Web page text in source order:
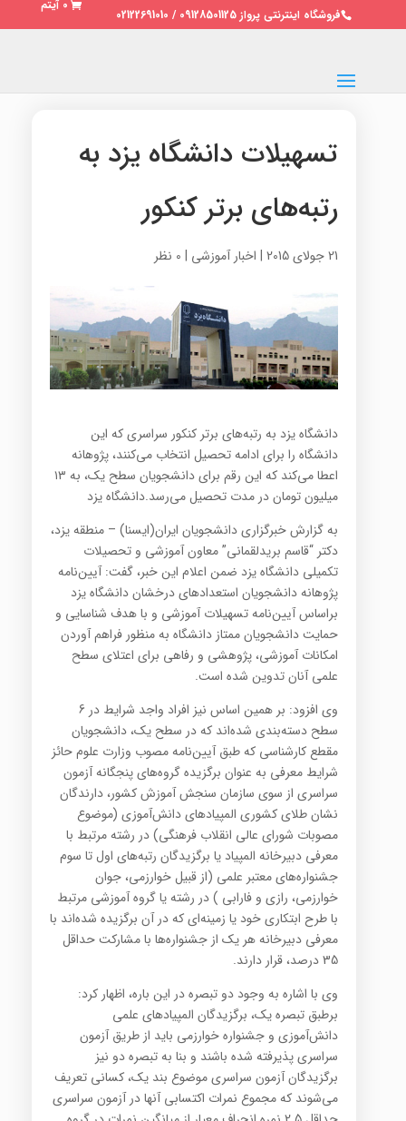
فروشگاه اینترنتی پرواز 09128501125 / 02122691010
0 آیتم
تسهیلات دانشگاه یزد به
رتبه‌های برتر کنکور
21 جولای 2015 | اخبار آموزشی | 0 نظر
‌دانشگاه یزد به رتبه‌های برتر کنکور سراسری که این
دانشگاه را برای ادامه تحصیل انتخاب می‌کنند، پژوهانه
اعطا می‌کند که این رقم برای دانشجویان سطح یک، به ۱۳
میلیون تومان در مدت تحصیل می‌رسد.دانشگاه یزد
به گزارش خبرگزاری دانشجویان ایران(ایسنا) – منطقه یزد،
دکتر “قاسم بریدلقمانی” معاون آموزشی و تحصیلات
تکمیلی دانشگاه یزد ضمن اعلام این خبر، گفت: آیین‌نامه
پژوهانه دانشجویان استعدادهای درخشان دانشگاه یزد
براساس آیین‌نامه تسهیلات آموزشی و با هدف شناسایی و
حمایت دانشجویان ممتاز دانشگاه به منظور فراهم آوردن
امکانات آموزشی، پژوهشی و رفاهی برای اعتلای سطح
علمی آنان تدوین شده است.
وی افزود: بر همین اساس نیز افراد واجد شرایط در 6
سطح دسته‌بندی شده‌اند که در سطح یک، دانشجویان
مقطع کارشناسی که طبق آیین‌نامه مصوب وزارت علوم حائز
شرایط معرفی به عنوان برگزیده گروه‌های پنجگانه آزمون
سراسری از سوی سازمان سنجش آموزش کشور، دارندگان
نشان طلای کشوری المپیادهای دانش‌آموزی (موضوع
مصوبات شورای عالی انقلاب فرهنگی) در رشته مرتبط با
معرفی دبیرخانه المپیاد یا برگزیدگان رتبه‌های اول تا سوم
جشنواره‌های معتبر علمی (از قبیل خوارزمی، جوان
خوارزمی، رازی و فارابی ) در رشته یا گروه آموزشی مرتبط
با طرح ابتکاری خود یا زمینه‌ای که در آن برگزیده شده‌اند با
معرفی دبیرخانه هر یک از جشنواره‌ها با مشارکت حداقل
35 درصد، قرار دارند.
وی با اشاره به وجود دو تبصره در این باره، اظهار کرد:
برطبق تبصره یک، برگزیدگان المپیادهای علمی
دانش‌آموزی و جشنواره خوارزمی باید از طریق آزمون
سراسری پذیرفته شده باشند و بنا به تبصره دو نیز
برگزیدگان آزمون سراسری موضوع بند یک، کسانی تعریف
می‌شوند که مجموع نمرات اکتسابی آنها در آزمون سراسری